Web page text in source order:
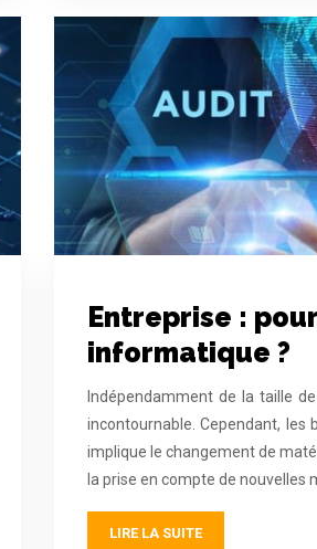
Entreprise :
informatique ?
Indépendamment de la taille
incontournable. Cependant, les
implique le changement de
la prise en compte de nouvelles
LIRE LA SUITE